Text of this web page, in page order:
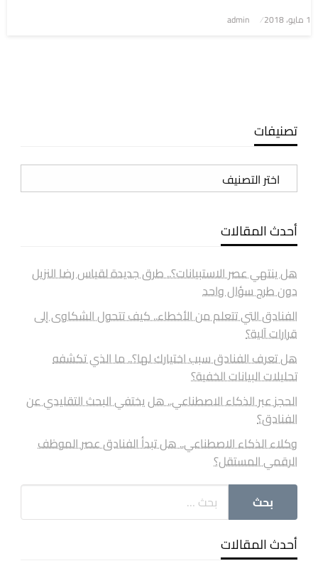
نُشر1 مايو، 2018 admin
تصنيفات
تصنيفات
أحدث المقالات
هل ينتهي عصر الاستبيانات؟.. طرق جديدة لقياس رضا النزيل
دون طرح سؤال واحد
الفنادق التي تتعلم من الأخطاء.. كيف تتحول الشكاوى إلى
قرارات آلية؟
هل تعرف الفنادق سبب اختيارك لها؟.. ما الذي تكشفه
تحليلات البيانات الخفية؟
الحجز عبر الذكاء الاصطناعي.. هل يختفي البحث التقليدي عن
الفنادق؟
وكلاء الذكاء الاصطناعي.. هل تبدأ الفنادق عصر الموظف
الرقمي المستقل؟
أحدث المقالات